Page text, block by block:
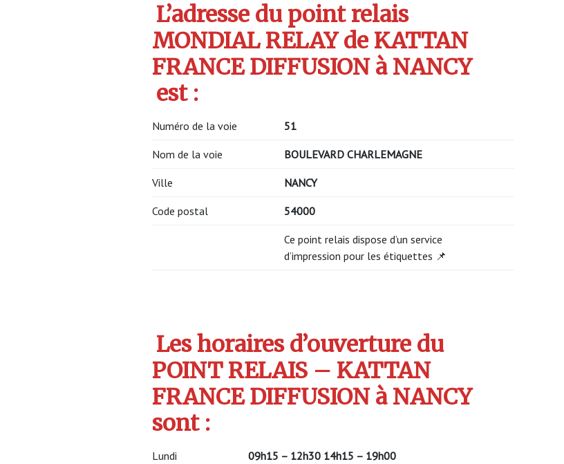
L’adresse du point relais
MONDIAL RELAY de KATTAN
FRANCE DIFFUSION à NANCY
est :
Numéro de la voie 51
Nom de la voie BOULEVARD CHARLEMAGNE
Ville NANCY
Code postal 54000
Ce point relais dispose d’un service
d’impression pour les étiquettes 📌
Les horaires d’ouverture du
POINT RELAIS – KATTAN
FRANCE DIFFUSION à NANCY
sont :
Lundi 09h15 – 12h30 14h15 – 19h00